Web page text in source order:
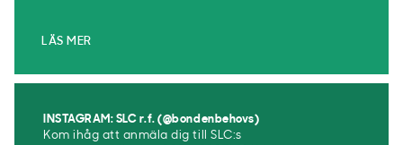
LÄS MER
INSTAGRAM: SLC r.f. (@bondenbehovs)
Kom ihåg att anmäla dig till SLC:s